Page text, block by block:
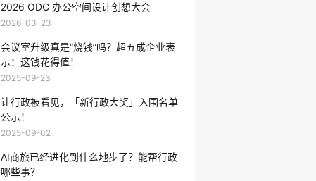
2026 ODC 办公空间设计创想大会
2026-03-23
会议室升级真是“烧钱”吗？超五成企业表
示：这钱花得值！​​
2025-09-23
让行政被看见，「新行政大奖」入围名单
公示！
2025-09-02
AI商旅已经进化到什么地步了？能帮行政
哪些事？